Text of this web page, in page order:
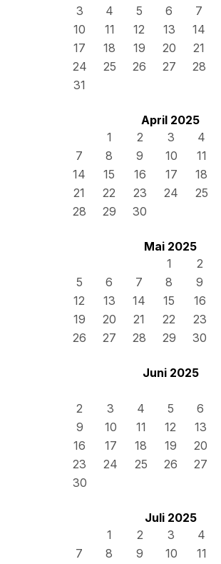
3
4 5 6 7
10
11 12 13 14
17
18 19 20 21
24
25 26 27 28
31
April 2025
1
2 3 4
7
8 9 10 11
14
15 16 17 18
21
22 23 24 25
28
29 30
Mai 2025
1
2
5
6 7 8 9
12
13 14 15 16
19
20 21 22 23
26
27 28 29 30
Juni 2025
2
3 4 5 6
9
10 11 12 13
16
17 18 19 20
23
24 25 26 27
30
Juli 2025
1
2 3 4
7
8 9 10 11